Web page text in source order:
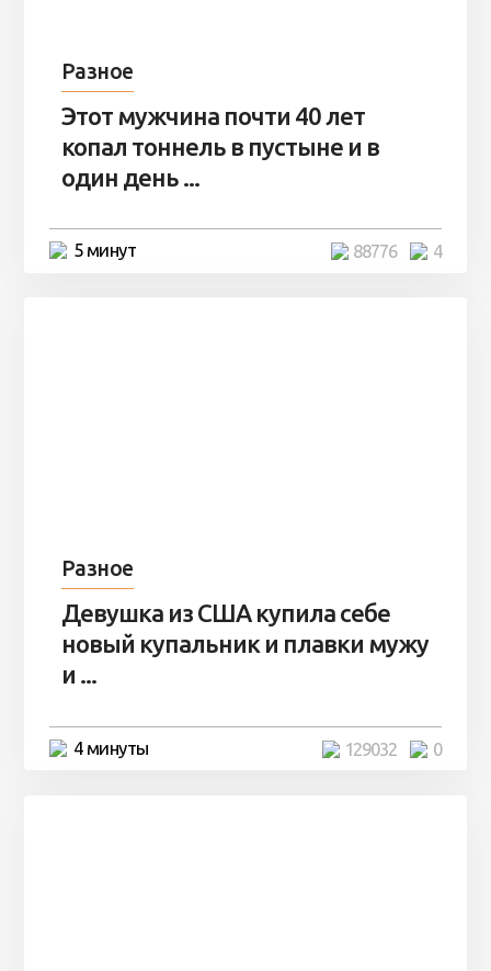
Разное
Этот мужчина почти 40 лет
копал тоннель в пустыне и в
один день ...
5 минут 4
88776
Разное
Девушка из США купила себе
новый купальник и плавки мужу
и ...
4 минуты 0
129032